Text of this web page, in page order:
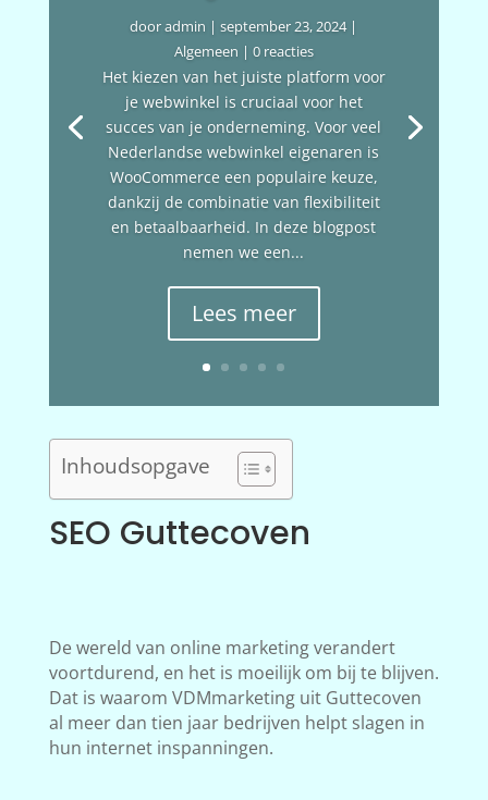
dooradmin |september 23, 2024|
Algemeen | 0 reacties
Het kiezen van het juiste platform voor
je webwinkel is cruciaal voor het
succes van je onderneming. Voor veel
Nederlandse webwinkel eigenaren is
WooCommerce een populaire keuze,
dankzij de combinatie van flexibiliteit
en betaalbaarheid. In deze blogpost
nemen we een...
Lees meer
Inhoudsopgave
SEO Guttecoven
De wereld van online marketing verandert
voortdurend, en het is moeilijk om bij te blijven.
Dat is waarom VDMmarketing uit Guttecoven
al meer dan tien jaar bedrijven helpt slagen in
hun internet inspanningen.